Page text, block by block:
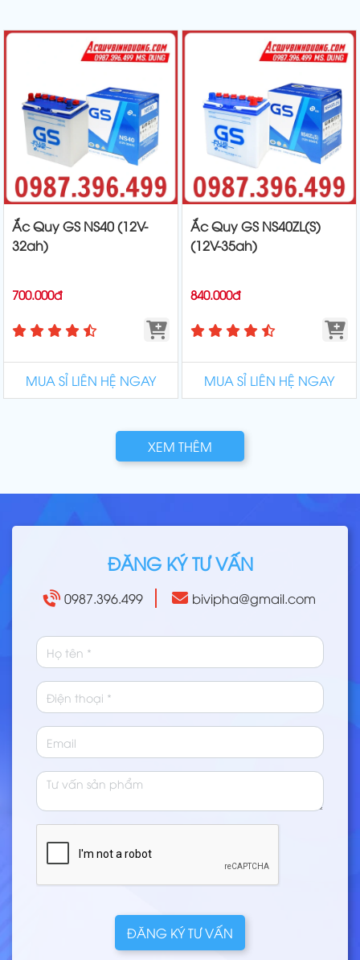
Ắc Quy GS NS40 (12V-
32ah)
700.000đ
MUA SỈ LIÊN HỆ NGAY
Ắc Quy GS NS40ZL(S)
(12V-35ah)
840.000đ
MUA SỈ LIÊN HỆ NGAY
XEM THÊM
ĐĂNG KÝ TƯ VẤN
0987.396.499 bivipha@gmail.com
ĐĂNG KÝ TƯ VẤN